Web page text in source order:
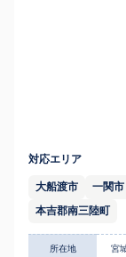
対応エリア
大船渡市 一関市
本吉郡南三陸町
所在地 宮